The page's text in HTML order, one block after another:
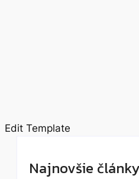
Edit Template
Najnovšie články